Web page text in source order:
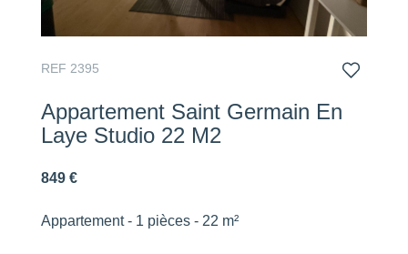
REF 2395
Appartement Saint Germain En
Laye Studio 22 M2
849 €
Appartement - 1 pièces - 22 m²